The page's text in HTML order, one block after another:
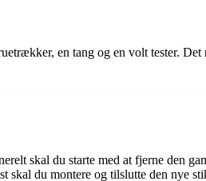
en tang og en volt tester.
skal du starte med at fjerne den
du montere og tilslutte den nye